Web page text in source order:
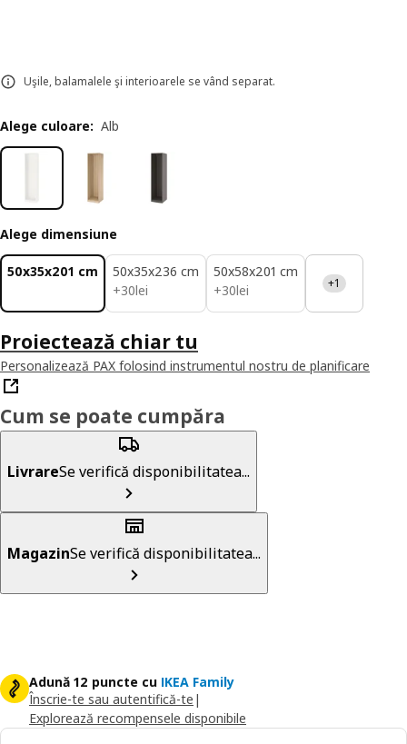
Uşile, balamalele şi interioarele se vând separat.
Alege culoare: Alb
Alege dimensiune
50x35x201 cm
50x35x236 cm
+30lei
30lei
50x58x201 cm
+30lei
30lei +1
Proiectează chiar tu
Personalizează PAX folosind instrumentul nostru de planificare
Cum se poate cumpăra
LivrareSe verifică disponibilitatea...
MagazinSe verifică disponibilitatea...
Adună 12 puncte cu IKEA Family
Înscrie-te sau autentifică-te |
Explorează recompensele disponibile